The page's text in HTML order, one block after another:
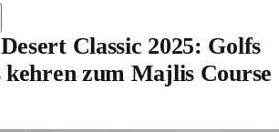
Classic 2025: Golfs
kehren zum Majlis Course